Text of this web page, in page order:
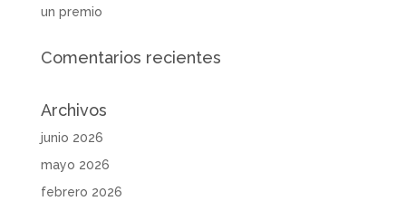
un premio
Comentarios recientes
Archivos
junio 2026
mayo 2026
febrero 2026